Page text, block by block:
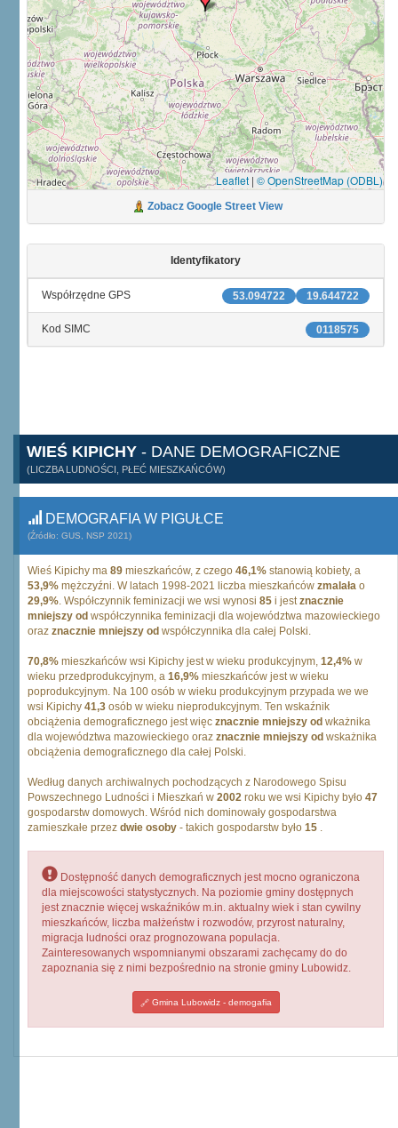
Leaflet | © OpenStreetMap (ODBL)
Zobacz Google Street View
Identyfikatory
19.644722
53.094722
Współrzędne GPS
0118575
Kod SIMC
WIEŚ KIPICHY - DANE DEMOGRAFICZNE
(LICZBA LUDNOŚCI, PŁEĆ MIESZKAŃCÓW)
DEMOGRAFIA W PIGUŁCE
(Źródło: GUS, NSP 2021)
Wieś Kipichy ma 89 mieszkańców, z czego 46,1% stanowią kobiety, a
53,9% mężczyźni. W latach 1998-2021 liczba mieszkańców zmalała o
29,9%. Współczynnik feminizacji we wsi wynosi 85 i jestznacznie
mniejszy od współczynnika feminizacji dla województwa mazowieckiego
oraz znacznie mniejszy od współczynnika dla całej Polski.
70,8% mieszkańców wsi Kipichy jest w wieku produkcyjnym, 12,4% w
wieku przedprodukcyjnym, a 16,9% mieszkańców jest w wieku
poprodukcyjnym. Na 100 osób w wieku produkcyjnym przypada we we
wsi Kipichy 41,3 osób w wieku nieprodukcyjnym. Ten wskaźnik
obciążenia demograficznego jest więc znacznie mniejszy od wkażnika
dla województwa mazowieckiego oraz znacznie mniejszy od wskażnika
obciążenia demograficznego dla całej Polski.
Według danych archiwalnych pochodzących z Narodowego Spisu
Powszechnego Ludności i Mieszkań w 2002 roku we wsi Kipichy było 47
gospodarstw domowych. Wśród nich dominowały gospodarstwa
zamieszkałe przez dwie osoby - takich gospodarstw było 15 .
Dostępność danych demograficznych jest mocno ograniczona
dla miejscowości statystycznych. Na poziomie gminy dostępnych
jest znacznie więcej wskaźników m.in. aktualny wiek i stan cywilny
mieszkańców, liczba małżeństw i rozwodów, przyrost naturalny,
migracja ludności oraz prognozowana populacja.
Zainteresowanych wspomnianymi obszarami zachęcamy do do
zapoznania się z nimi bezpośrednio na stronie gminy Lubowidz.
Gmina Lubowidz - demogafia